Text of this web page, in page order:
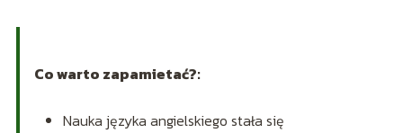
Co warto zapamietać?:
Nauka języka angielskiego stała się